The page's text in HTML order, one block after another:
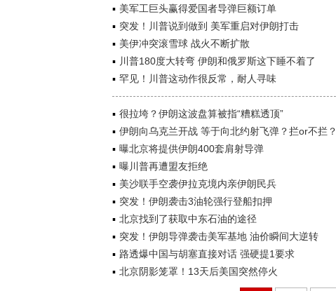
美军工巨头赢得爱国者导弹巨额订单
突发！川普说到做到 美军重启对伊朗打击
美伊冲突滚雪球 战火不断扩散
川普180度大转弯 伊朗和俄罗斯这下睡不着了
罕见！川普这动作很反常，耐人寻味
很拉垮？伊朗这波盘算被指“糟糕透顶”
伊朗向乌克兰开战 等于向北约射飞弹？拦or不拦？
曝北京将提供伊朗400套肩射导弹
曝川普再遭盟友拒绝
美沙联手空袭伊拉克境内亲伊朗民兵
突发！伊朗袭击3油轮强行登船扣押
北京找到了获取中东石油的途径
突发！伊朗导弹袭击美军基地 油价瞬间大逆转
路透爆中国与胡塞直接对话 强硬提1要求
北京阴影笼罩！13天后美国突然停火